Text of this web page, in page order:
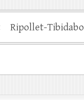
Ripollet-Tibidabo